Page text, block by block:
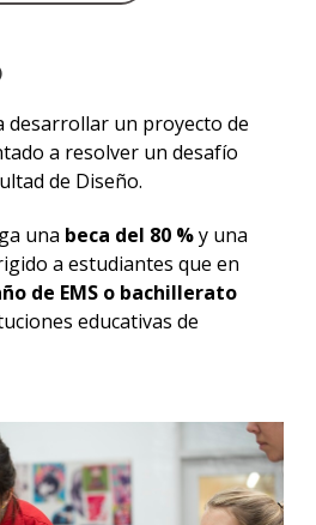
desarrollar un proyecto de
a resolver un desafío
de Diseño.
una beca del 80 %y una
a estudiantes que en
de EMS o bachillerato
educativas de